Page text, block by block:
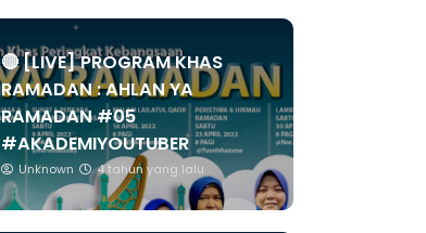
🔴 [LIVE] PROGRAM KHAS
RAMADAN : AHLAN YA
RAMADAN #05
#AKADEMIYOUTUBER
Unknown 4 tahun yang lalu